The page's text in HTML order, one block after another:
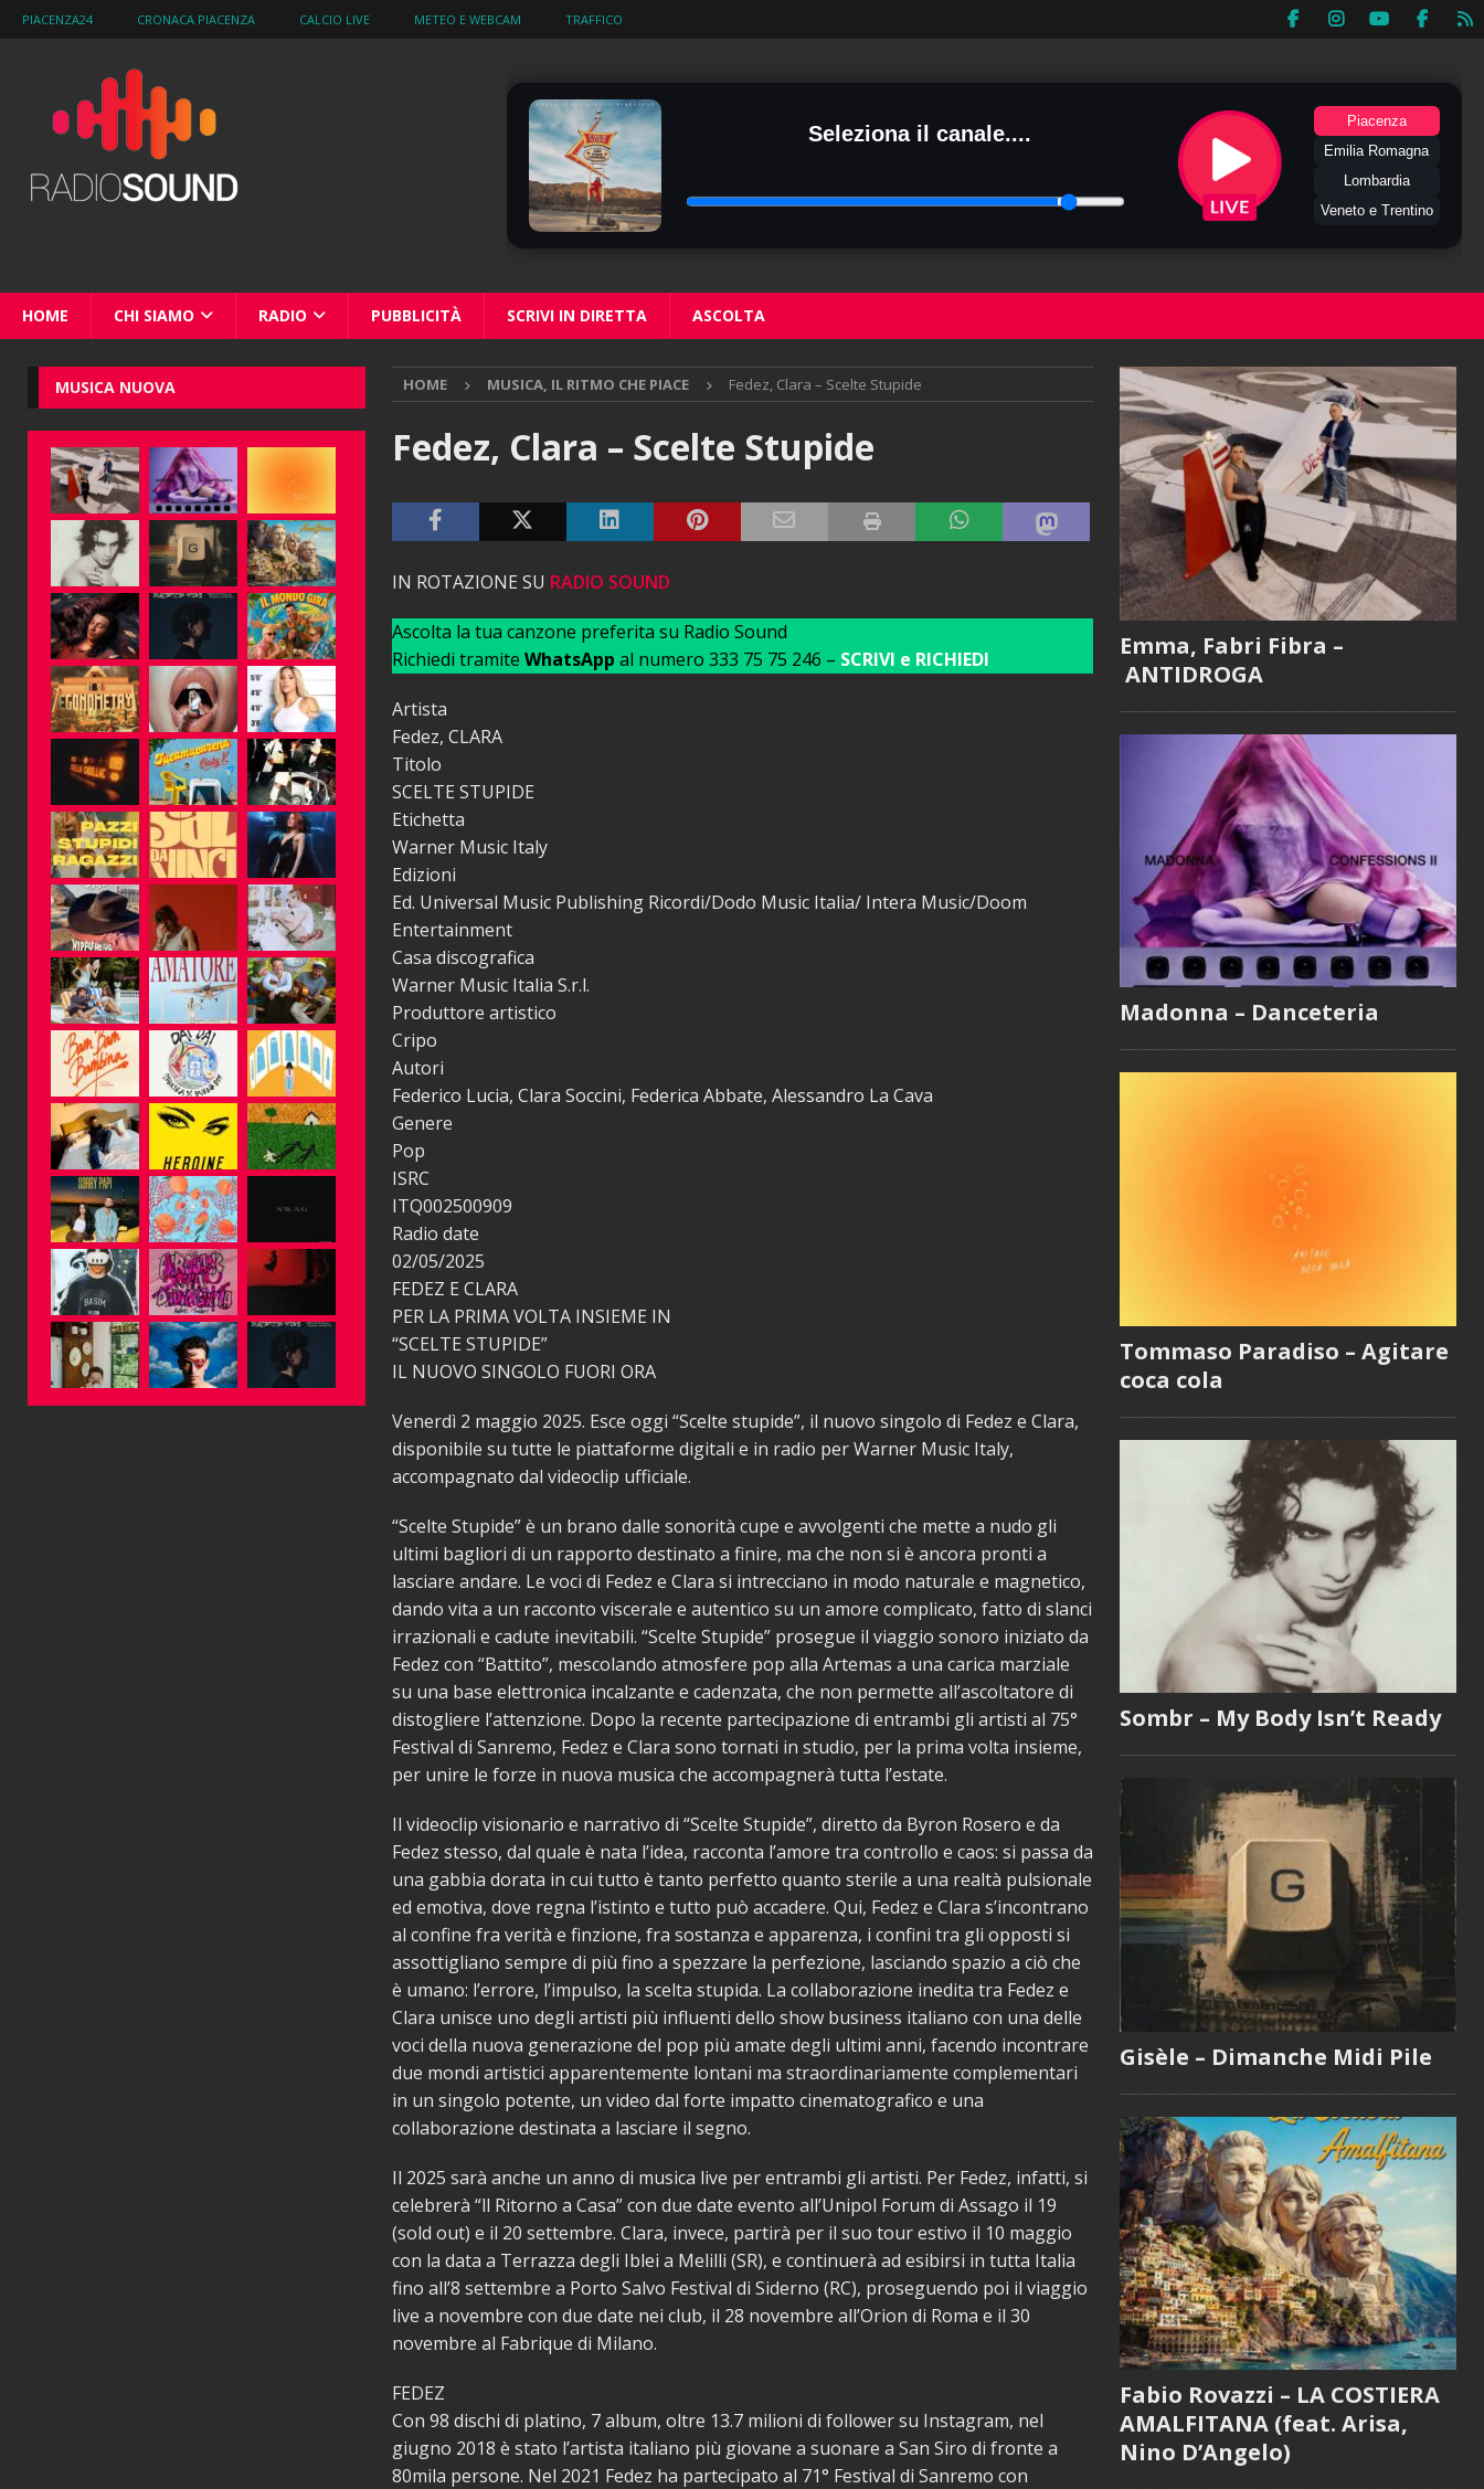
PIACENZA24 CRONACA PIACENZA CALCIO LIVE METEO E WEBCAM TRAFFICO
Seleziona il canale....
Piacenza
Emilia Romagna
Lombardia
Veneto e Trentino
HOME CHI SIAMO RADIO PUBBLICITÀ SCRIVI IN DIRETTA ASCOLTA
HOME MUSICA, IL RITMO CHE PIACE Fedez, Clara – Scelte Stupide
Fedez, Clara – Scelte Stupide
IN ROTAZIONE SU RADIO SOUND
Ascolta la tua canzone preferita su Radio Sound
Richiedi tramite WhatsApp al numero 333 75 75 246 – SCRIVI e RICHIEDI
Artista
Fedez, CLARA
Titolo
SCELTE STUPIDE
Etichetta
Warner Music Italy
Edizioni
Ed. Universal Music Publishing Ricordi/Dodo Music Italia/ Intera Music/Doom
Entertainment
Casa discografica
Warner Music Italia S.r.l.
Produttore artistico
Cripo
Autori
Federico Lucia, Clara Soccini, Federica Abbate, Alessandro La Cava
Genere
Pop
ISRC
ITQ002500909
Radio date
02/05/2025
FEDEZ E CLARA
PER LA PRIMA VOLTA INSIEME IN
“SCELTE STUPIDE”
IL NUOVO SINGOLO FUORI ORA
Venerdì 2 maggio 2025. Esce oggi “Scelte stupide”, il nuovo singolo di Fedez e Clara,
disponibile su tutte le piattaforme digitali e in radio per Warner Music Italy,
accompagnato dal videoclip ufficiale.
“Scelte Stupide” è un brano dalle sonorità cupe e avvolgenti che mette a nudo gli
ultimi bagliori di un rapporto destinato a finire, ma che non si è ancora pronti a
lasciare andare. Le voci di Fedez e Clara si intrecciano in modo naturale e magnetico,
dando vita a un racconto viscerale e autentico su un amore complicato, fatto di slanci
irrazionali e cadute inevitabili. “Scelte Stupide” prosegue il viaggio sonoro iniziato da
Fedez con “Battito”, mescolando atmosfere pop alla Artemas a una carica marziale
su una base elettronica incalzante e cadenzata, che non permette all’ascoltatore di
distogliere l’attenzione. Dopo la recente partecipazione di entrambi gli artisti al 75°
Festival di Sanremo, Fedez e Clara sono tornati in studio, per la prima volta insieme,
per unire le forze in nuova musica che accompagnerà tutta l’estate.
Il videoclip visionario e narrativo di “Scelte Stupide”, diretto da Byron Rosero e da
Fedez stesso, dal quale è nata l’idea, racconta l’amore tra controllo e caos: si passa da
una gabbia dorata in cui tutto è tanto perfetto quanto sterile a una realtà pulsionale
ed emotiva, dove regna l’istinto e tutto può accadere. Qui, Fedez e Clara s’incontrano
al confine fra verità e finzione, fra sostanza e apparenza, i confini tra gli opposti si
assottigliano sempre di più fino a spezzare la perfezione, lasciando spazio a ciò che
è umano: l’errore, l’impulso, la scelta stupida. La collaborazione inedita tra Fedez e
Clara unisce uno degli artisti più influenti dello show business italiano con una delle
voci della nuova generazione del pop più amate degli ultimi anni, facendo incontrare
due mondi artistici apparentemente lontani ma straordinariamente complementari
in un singolo potente, un video dal forte impatto cinematografico e una
collaborazione destinata a lasciare il segno.
Il 2025 sarà anche un anno di musica live per entrambi gli artisti. Per Fedez, infatti, si
celebrerà “ll Ritorno a Casa” con due date evento all’Unipol Forum di Assago il 19
(sold out) e il 20 settembre. Clara, invece, partirà per il suo tour estivo il 10 maggio
con la data a Terrazza degli Iblei a Melilli (SR), e continuerà ad esibirsi in tutta Italia
fino all’8 settembre a Porto Salvo Festival di Siderno (RC), proseguendo poi il viaggio
live a novembre con due date nei club, il 28 novembre all’Orion di Roma e il 30
novembre al Fabrique di Milano.
FEDEZ
Con 98 dischi di platino, 7 album, oltre 13.7 milioni di follower su Instagram, nel
giugno 2018 è stato l’artista italiano più giovane a suonare a San Siro di fronte a
80mila persone. Nel 2021 Fedez ha partecipato al 71° Festival di Sanremo con
MUSICA NUOVA
Emma, Fabri Fibra –
ANTIDROGA
Madonna – Danceteria
Tommaso Paradiso – Agitare
coca cola
Sombr – My Body Isn’t Ready
Gisèle – Dimanche Midi Pile
Fabio Rovazzi – LA COSTIERA
AMALFITANA (feat. Arisa,
Nino D’Angelo)